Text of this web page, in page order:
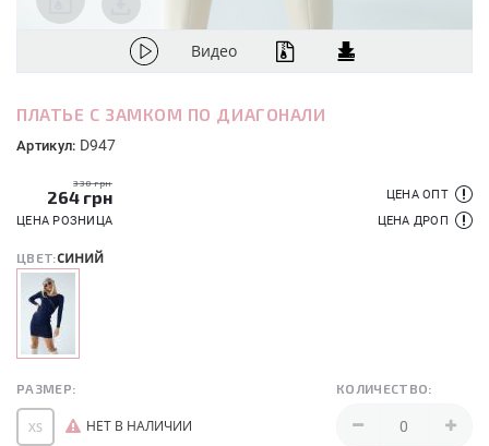
Видео
ПЛАТЬЕ С ЗАМКОМ ПО ДИАГОНАЛИ
Артикул: D947
330 грн
264 грн
ЦЕНА РОЗНИЦА
ЦЕНА ОПТ
ЦЕНА ДРОП
ЦВЕТ:синий
РАЗМЕР: КОЛИЧЕСТВО:
XS НЕТ В НАЛИЧИИ